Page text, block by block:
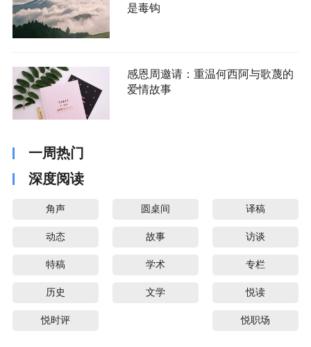
是毒钩
感恩周邀请：重温何西阿与歌蔑的
爱情故事
一周热门
深度阅读
角声 圆桌间 译稿
动态 故事 访谈
特稿 学术 专栏
历史 文学 悦读
悦时评 悦职场